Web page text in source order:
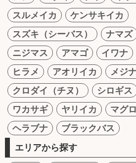
スルメイカ
ケンサキイカ
スズキ（シーバス）
ナマズ
ニジマス
アマゴ イワナ
ヒラメ
アオリイカ
メジ
クロダイ（チヌ）
シロギス
ワカサギ
ヤリイカ マグロ
ヘラブナ
ブラックバス
エリアから探す